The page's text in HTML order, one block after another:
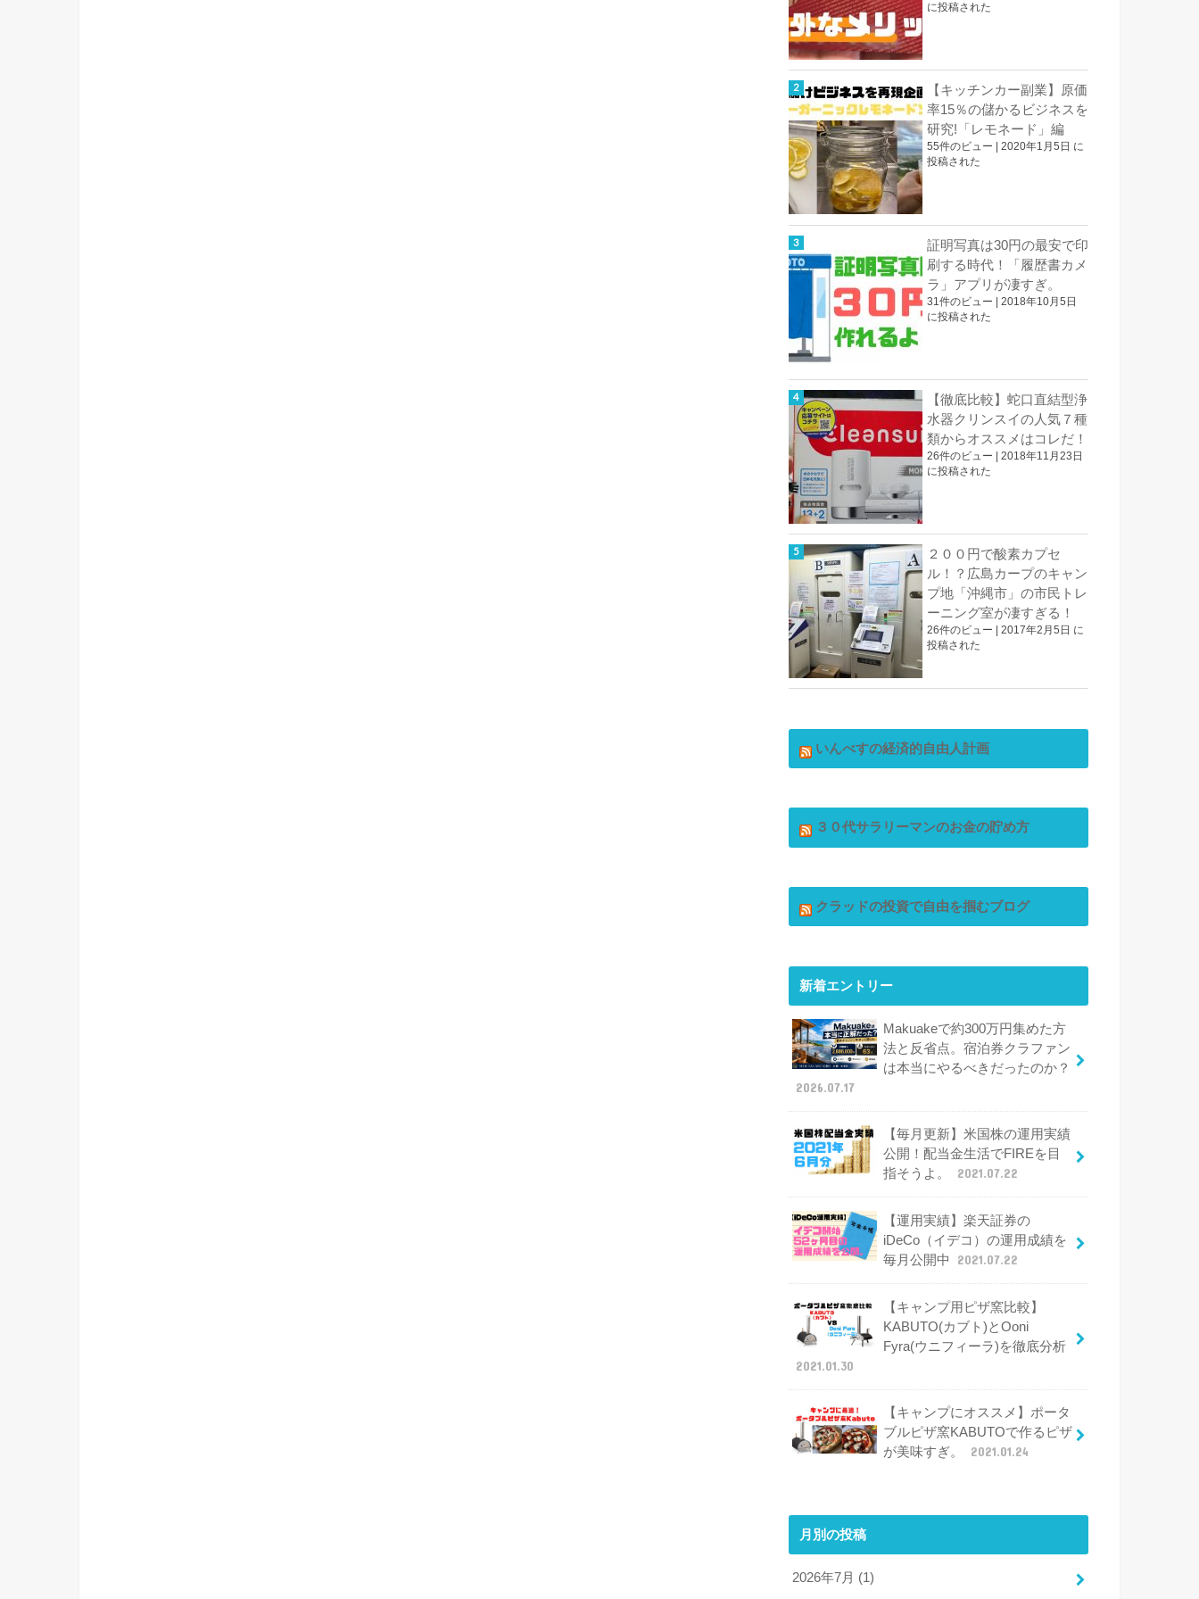
に投稿された
【キッチンカー副業】原価
率15％の儲かるビジネスを
研究!「レモネード」編
55件のビュー
2020年1月5日 に
投稿された
証明写真は30円の最安で印
刷する時代！「履歴書カメ
ラ」アプリが凄すぎ。
31件のビュー | 2018年10月5日
に投稿された
【徹底比較】蛇口直結型浄
水器クリンスイの人気７種
類からオススメはコレだ！
26件のビュー | 2018年11月23日
に投稿された
２００円で酸素カプセ
ル！？広島カープのキャン
プ地「沖縄市」の市民トレ
ーニング室が凄すぎる！
26件のビュー
2017年2月5日 に
投稿された
いんべすの経済的自由人計画
３０代サラリーマンのお金の貯め方
クラッドの投資で自由を掴むブログ
新着エントリー
Makuakeで約300万円集めた方
法と反省点。宿泊券クラファン
は本当にやるべきだったのか？
2026.07.17
【毎月更新】米国株の運用実績
公開！配当金生活でFIREを目
指そうよ。
2021.07.22
【運用実績】楽天証券の
iDeCo（イデコ）の運用成績を
毎月公開中
2021.07.22
【キャンプ用ピザ窯比較】
KABUTO(カブト)とOoni
Fyra(ウニフィーラ)を徹底分析
2021.01.30
【キャンプにオススメ】ポータ
ブルピザ窯KABUTOで作るピザ
が美味すぎ。
2021.01.24
月別の投稿
2026年7月 (1)